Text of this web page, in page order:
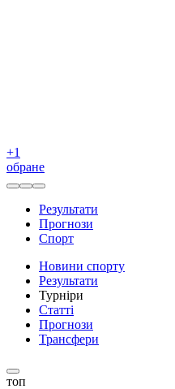
+1
обране
Результати
Прогнози
Спорт
Новини спорту
Результати
Турніри
Статті
Прогнози
Трансфери
топ